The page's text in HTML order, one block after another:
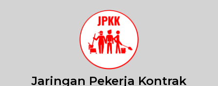
Jaringan Pekerja Kontrak